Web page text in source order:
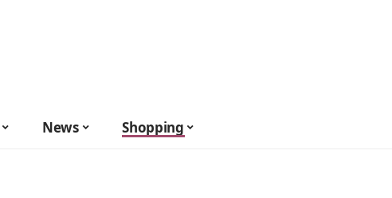
News Shopping